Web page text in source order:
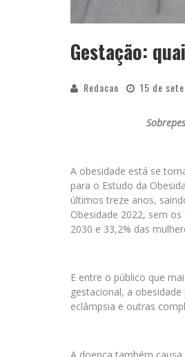
Gestação:
Redacao 15 de
A obesidade está se
para o Estudo da
últimos treze anos,
Obesidade 2022, sem
2030 e 33,2% das
E entre o público que
gestacional, a
eclâmpsia e outras